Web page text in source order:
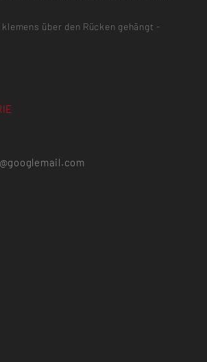
über den Rücken gehängt -